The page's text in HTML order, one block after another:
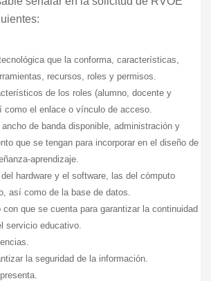
que la conforma, características,
recursos, roles y permisos.
de los roles (alumno, docente y
como el enlace o vínculo de acceso.
de banda disponible, administración y
que se tengan para incorporar en el diseño de
aprendizaje.
hardware y el software, las del cómputo
así como de la base de datos.
que se cuenta para garantizar la continuidad
servicio educativo.
la seguridad de la información.